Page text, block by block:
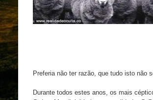
Preferia não ter razão, que tudo isto não
Durante todos estes anos, os mais